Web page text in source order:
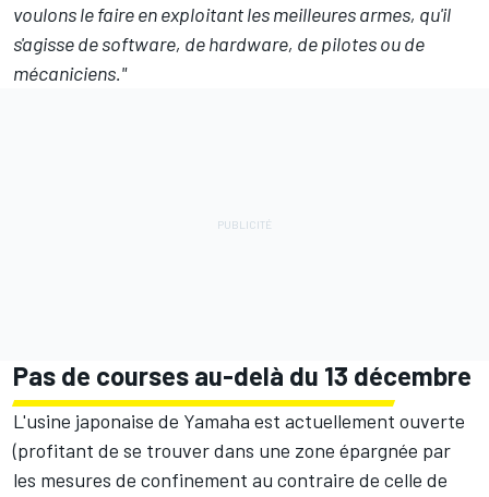
voulons le faire en exploitant les meilleures armes, qu'il
s'agisse de software, de hardware, de pilotes ou de
mécaniciens."
Pas de courses au-delà du 13 décembre
L'usine japonaise de Yamaha est actuellement ouverte
(profitant de se trouver dans une zone épargnée par
les mesures de confinement au contraire de celle de